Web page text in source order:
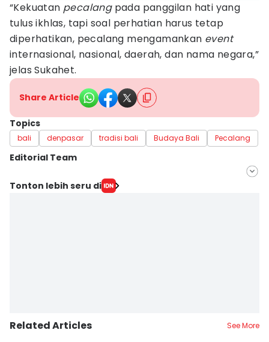
“Kekuatan pecalangpada panggilan hati yang
tulus ikhlas, tapi soal perhatian harus tetap
diperhatikan, pecalang mengamankan event
internasional, nasional, daerah, dan nama negara,”
jelas Sukahet.
Share Article
Topics
bali denpasar tradisi bali Budaya Bali Pecalang
Editorial Team
Editor
Tonton lebih seru di
Related Articles See More